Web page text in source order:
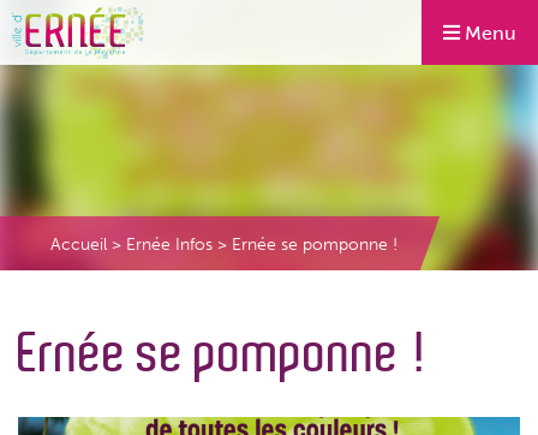
Menu
Accueil > Ernée Infos > Ernée se pomponne !
Ernée se pomponne !